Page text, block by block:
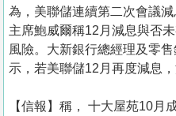
為，美聯儲連續第二次會議
主席鮑威爾稱12月減息與否
風險。大新銀行總經理及零
示，若美聯儲12月再度減息
【信報】稱， 十大屋苑10月